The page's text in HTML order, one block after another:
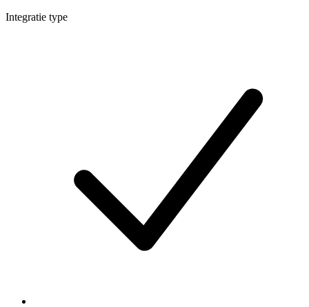
Integratie type